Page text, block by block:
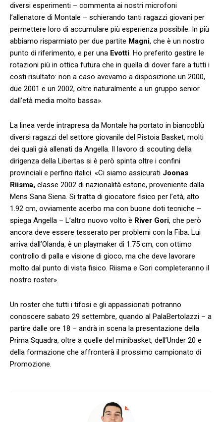
diversi esperimenti – commenta ai nostri microfoni
l’allenatore di Montale – schierando tanti ragazzi giovani per
permettere loro di accumulare più esperienza possibile. In più
abbiamo risparmiato per due partite Magni, che è un nostro
punto di riferimento, e per una Evotti. Ho preferito gestire le
rotazioni più in ottica futura che in quella di dover fare a tutti i
costi risultato: non a caso avevamo a disposizione un 2000,
due 2001 e un 2002, oltre naturalmente a un gruppo senior
dall’età media molto bassa».
La linea verde intrapresa da Montale ha portato in biancoblù
diversi ragazzi del settore giovanile del Pistoia Basket, molti
dei quali già allenati da Angella. Il lavoro di scouting della
dirigenza della Libertas si è però spinta oltre i confini
provinciali e perfino italici. «Ci siamo assicurati Joonas
Riisma, classe 2002 di nazionalità estone, proveniente dalla
Mens Sana Siena. Si tratta di giocatore fisico per l’età, alto
1.92 cm, ovviamente acerbo ma con buone doti tecniche –
spiega Angella – L’altro nuovo volto è River Gori, che però
ancora deve essere tesserato per problemi con la Fiba. Lui
arriva dall’Olanda, è un playmaker di 1.75 cm, con ottimo
controllo di palla e visione di gioco, ma che deve lavorare
molto dal punto di vista fisico. Riisma e Gori completeranno il
nostro roster».
Un roster che tutti i tifosi e gli appassionati potranno
conoscere sabato 29 settembre, quando al PalaBertolazzi – a
partire dalle ore 18 – andrà in scena la presentazione della
Prima Squadra, oltre a quelle del minibasket, dell’Under 20 e
della formazione che affronterà il prossimo campionato di
Promozione.